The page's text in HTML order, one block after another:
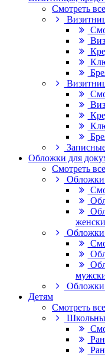
Смотреть все
Обложки для
Смотреть все
Обложки
Обложки
Обложки
Детям
Смотреть все